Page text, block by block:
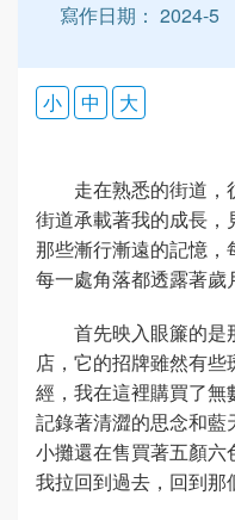
寫作日期： 2024-5
小 中 大
走在熟悉的街道
街道承載著我的成長，
那些漸行漸遠的記憶，
每一處角落都透露著歲
首先映入眼簾的是
店，它的招牌雖然有
經，我在這裡購買了無
記錄著清澀的思念和
小攤還在售買著五顏
我拉回到過去，回到那